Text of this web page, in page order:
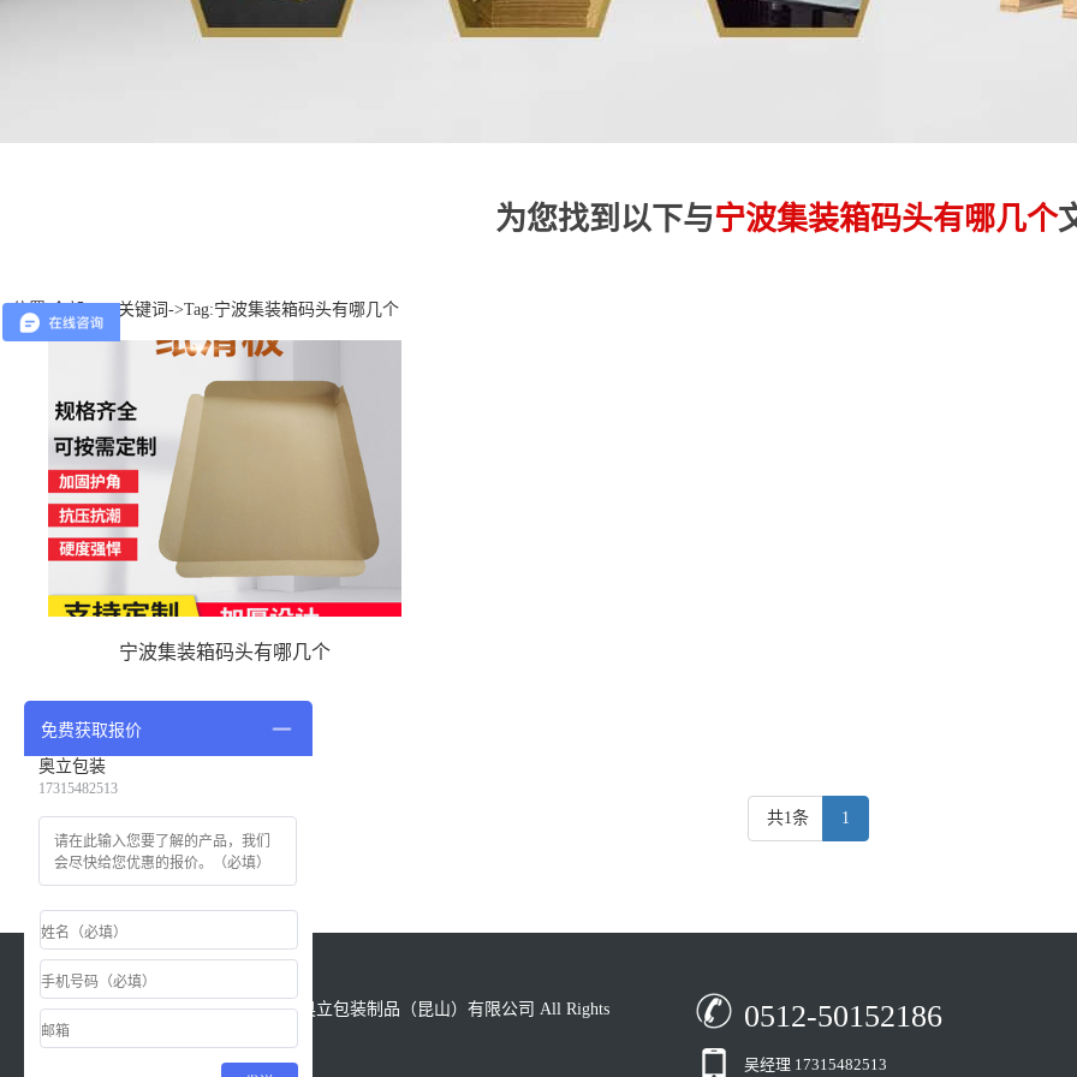
为您找到以下与宁波集装箱码头有哪几个
位置: 全部TAG关键词 ->Tag:宁波集装箱码头有哪几个
宁波集装箱码头有哪几个
共1条 1
版权所有：Copyright &copy; 2021 奥立包装制品（昆山）有限公司 All Rights
Reserved.
0512-50152186
吴经理 17315482513
免费获取报价
奥立包装
17315482513